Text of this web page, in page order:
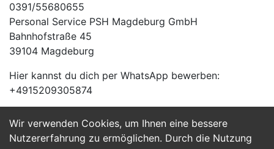
Wir verwenden Cookies, um Ihnen eine bessere
Nutzererfahrung zu ermöglichen. Durch die Nutzung
0391/55680655
Personal Service PSH Magdeburg GmbH
Bahnhofstraße 45
39104 Magdeburg
Hier kannst du dich per WhatsApp bewerben:
+4915209305874
Jetzt Bewerben